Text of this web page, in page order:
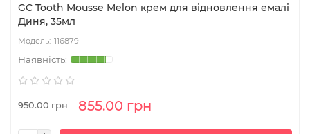
GC Tooth Mousse Melon крем для відновлення емалі
Диня, 35мл
116879
950.00 грн 855.00 грн